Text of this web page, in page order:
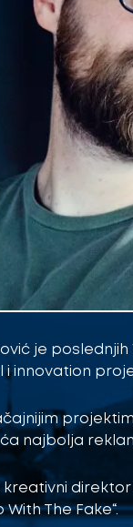
je poslednjih
i innovation
najbolja
kreativni direktor
With The Fake“.